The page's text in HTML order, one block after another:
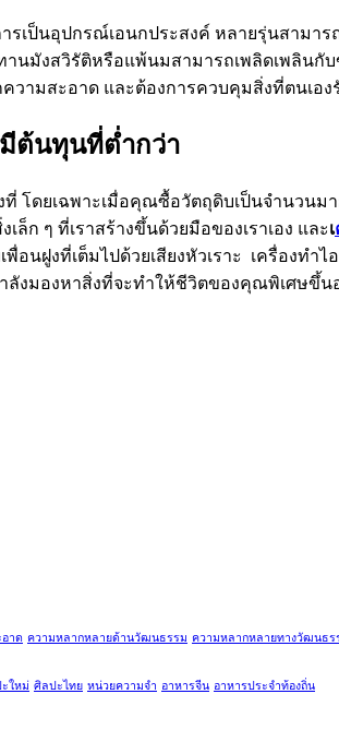
รเป็นอุปกรณ์เอนกประสงค์ หลายรุ่นสามาร
มังสวิรัติหรือแพ้นมสามารถเพลิดเพลินกั
ามสะอาด และต้องการควบคุมสิ่งที่ตนเอ
ต้นทุนที่ต่ำกว่า
โดยเฉพาะเมื่อคุณซื้อวัตถุดิบเป็นจำนวน
ก ๆ ที่เราสร้างขึ้นด้วยมือของเราเอง และเ
อนฝูงที่เต็มไปด้วยเสียงหัวเราะ เครื่อง
องหาสิ่งที่จะทำให้ชีวิตของคุณพิเศษขึ้นอ
าด ความหลากหลายด้านวัฒนธรรม ความหลากหลายทางวัฒนธร
ใหม่ ศิลปะไทย หน่วยความจำ อาหารจีน อาหารประจำท้องถิ่น